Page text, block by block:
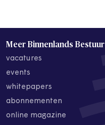
Meer Binnenlands Bestuur
vacatures
events
whitepapers
abonnementen
online magazine